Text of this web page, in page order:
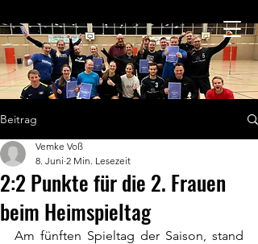
Beitrag
2:2 Punkte für die 2. Frauen
beim Heimspieltag
Vemke Voß
8. Juni 2 Min. Lesezeit
Am fünften Spieltag der Saison, stand